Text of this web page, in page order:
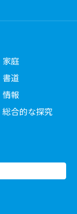
家庭
書道
情報
総合的な探究